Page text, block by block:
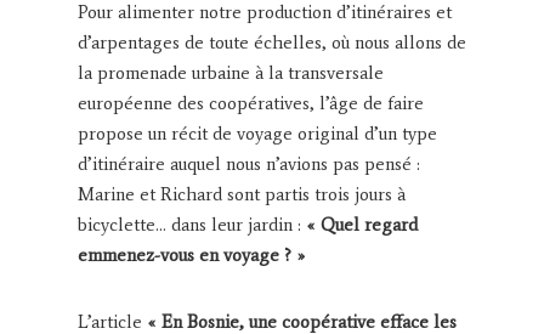
Pour alimenter notre production d’itinéraires et
d’arpentages de toute échelles, où nous allons de
la promenade urbaine à la transversale
européenne des coopératives, l’âge de faire
propose un récit de voyage original d’un type
d’itinéraire auquel nous n’avions pas pensé :
Marine et Richard sont partis trois jours à
bicyclette… dans leur jardin : « Quel regard
emmenez-vous en voyage ? »
L’article « En Bosnie, une coopérative efface les